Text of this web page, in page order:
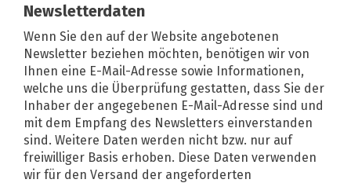
Newsletterdaten
Wenn Sie den auf der Website angebotenen
Newsletter beziehen möchten, benötigen wir von
Ihnen eine E-Mail-Adresse sowie Informationen,
welche uns die Überprüfung gestatten, dass Sie der
Inhaber der angegebenen E-Mail-Adresse sind und
mit dem Empfang des Newsletters einverstanden
sind. Weitere Daten werden nicht bzw. nur auf
freiwilliger Basis erhoben. Diese Daten verwenden
wir für den Versand der angeforderten